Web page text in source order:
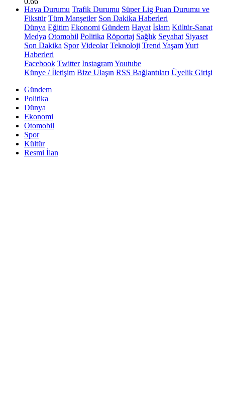
Hava Durumu Trafik Durumu Süper Lig Puan Durumu ve
Fikstür Tüm Manşetler Son Dakika Haberleri
Dünya Eğitim Ekonomi Gündem Hayat İslam Kültür-Sanat
Medya Otomobil Politika Röportaj Sağlık Seyahat Siyaset
Son Dakika Spor Videolar Teknoloji Trend YaşamYurt
Haberleri
Facebook Twitter InstagramYoutube
Künye / İletişim Bize Ulaşın RSS Bağlantıları Üyelik Girişi
Gündem
Politika
Dünya
Ekonomi
Otomobil
Spor
Kültür
Resmi İlan